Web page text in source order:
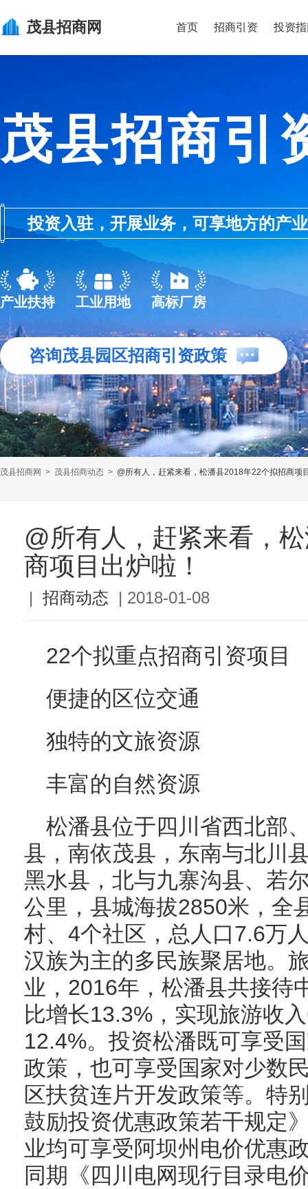
茂县招商网 首页 招商引资 投资
茂县招商引
投资入驻，开展业务，可享地方的产
产业扶持 工业用地 高标厂房
咨询茂县园区招商引资政策
茂县招商网 > 茂县招商动态 > @所有人，赶紧来看，松潘县2018年22个拟招商项
@所有人，赶紧来看，
商项目出炉啦！
| 招商动态 | 2018-01-08
22个拟重点招商引资项目
便捷的区位交通
独特的文旅资源
丰富的自然资源
松潘县位于四川省西北部
县，南依茂县，东南与北川
黑水县，北与九寨沟县、若
公里，县城海拔2850米，全
村、4个社区，总人口7.6万
汉族为主的多民族聚居地。
业，2016年，松潘县共接待
比增长13.3%，实现旅游收
12.4%。投资松潘既可享受
政策，也可享受国家对少数
区扶贫连片开发政策等。特
鼓励投资优惠政策若干规定
业均可享受阿坝州电价优惠
同期《四川电网现行目录电